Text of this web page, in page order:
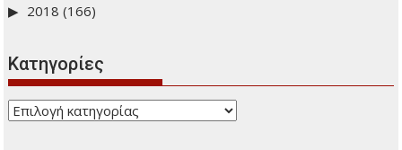
2018 (166)
Kατηγορίες
Kατηγορίες